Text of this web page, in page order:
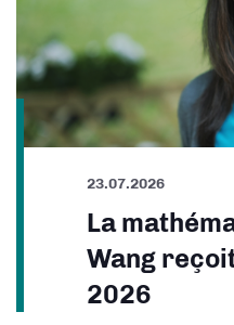
23.07.2026
La
Wang
2026